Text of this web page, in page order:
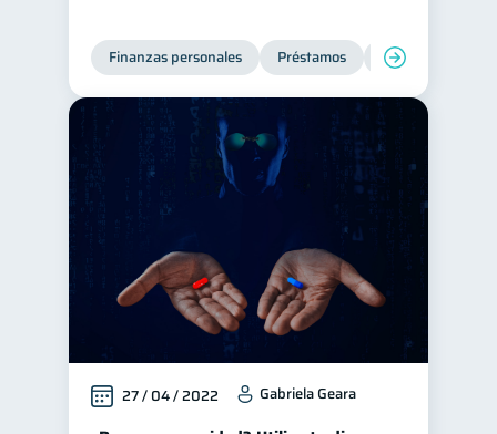
Finanzas personales Préstamos Productos
27 / 04 / 2022 Gabriela Geara